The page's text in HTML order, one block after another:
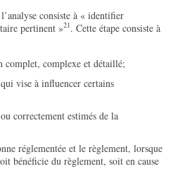
consiste à « identifier
pertinent »21. Cette étape consiste à
complet, complexe et détaillé;
vise à influencer certains
correctement estimés de la
réglementée et le règlement, lorsque
bénéficie du règlement, soit en cause